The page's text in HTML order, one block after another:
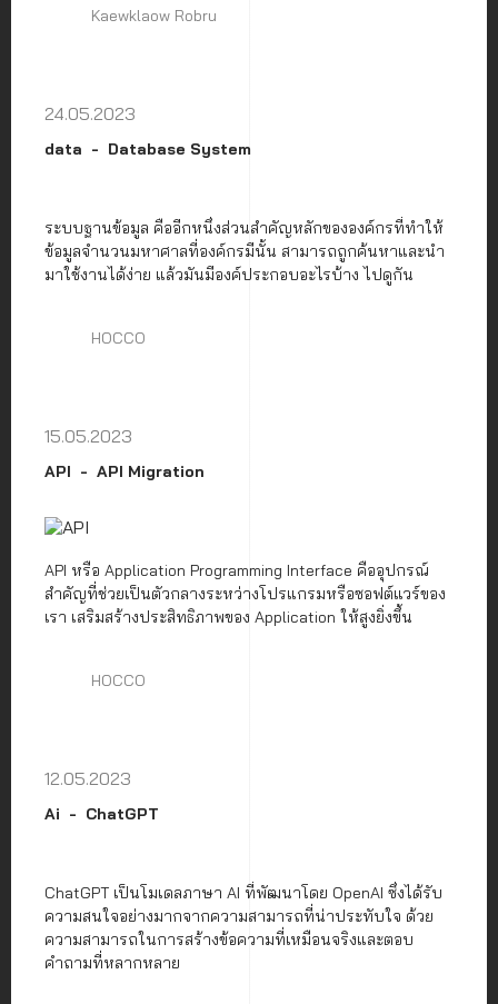
Kaewklaow Robru
24.05.2023
data Database System
ระบบฐานข้อมูล คืออีกหนึ่งส่วนสำคัญหลักขององค์กรที่ทำให้
ข้อมูลจำนวนมหาศาลที่องค์กรมีนั้น สามารถถูกค้นหาและนำ
มาใช้งานได้ง่าย แล้วมันมีองค์ประกอบอะไรบ้าง ไปดูกัน
HOCCO
15.05.2023
API API Migration
API หรือ Application Programming Interface คืออุปกรณ์
สำคัญที่ช่วยเป็นตัวกลางระหว่างโปรแกรมหรือซอฟต์แวร์ของ
เรา เสริมสร้างประสิทธิภาพของ Application ให้สูงยิ่งขึ้น
HOCCO
12.05.2023
Ai ChatGPT
ChatGPT เป็นโมเดลภาษา AI ที่พัฒนาโดย OpenAI ซึ่งได้รับ
ความสนใจอย่างมากจากความสามารถที่น่าประทับใจ ด้วย
ความสามารถในการสร้างข้อความที่เหมือนจริงและตอบ
คำถามที่หลากหลาย